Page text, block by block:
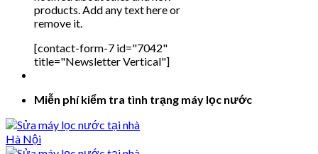
products. Add any text here or
remove it.
[contact-form-7 id="7042"
title="Newsletter Vertical"]
Miễn phí kiểm tra tình trạng máy lọc nước